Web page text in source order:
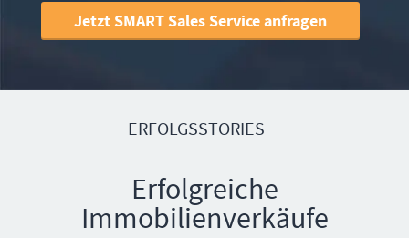
Jetzt SMART Sales Service anfragen
ERFOLGSSTORIES
Erfolgreiche
Immobilienverkäufe